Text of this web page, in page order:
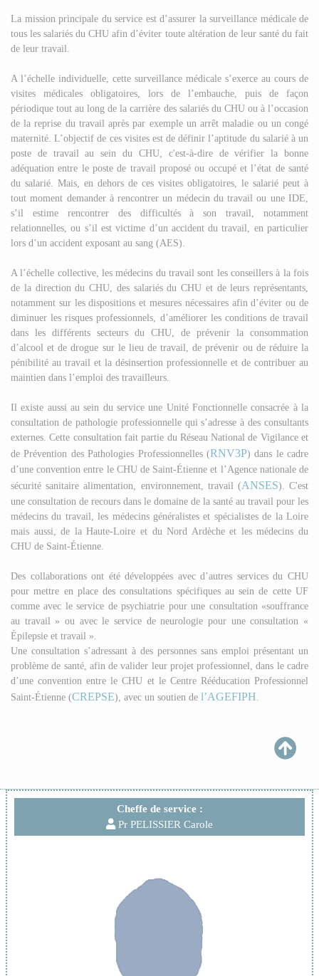
Cheffe de service :
Pr PELISSIER Carole
La mission principale du service est d’assurer la surveillance médicale de
tous les salariés du CHU afin d’éviter toute altération de leur santé du fait
de leur travail.
A l’échelle individuelle, cette surveillance médicale s’exerce au cours de
visites médicales obligatoires, lors de l’embauche, puis de façon
périodique tout au long de la carrière des salariés du CHU ou à l’occasion
de la reprise du travail après par exemple un arrêt maladie ou un congé
maternité. L’objectif de ces visites est de définir l’aptitude du salarié à un
poste de travail au sein du CHU, c'est-à-dire de vérifier la bonne
adéquation entre le poste de travail proposé ou occupé et l’état de santé
du salarié. Mais, en dehors de ces visites obligatoires, le salarié peut à
tout moment demander à rencontrer un médecin du travail ou une IDE,
s’il estime rencontrer des difficultés à son travail, notamment
relationnelles, ou s’il est victime d’un accident du travail, en particulier
lors d’un accident exposant au sang (AES).
A l’échelle collective, les médecins du travail sont les conseillers à la fois
de la direction du CHU, des salariés du CHU et de leurs représentants,
notamment sur les dispositions et mesures nécessaires afin d’éviter ou de
diminuer les risques professionnels, d’améliorer les conditions de travail
dans les différents secteurs du CHU, de prévenir la consommation
d’alcool et de drogue sur le lieu de travail, de prévenir ou de réduire la
pénibilité au travail et la désinsertion professionnelle et de contribuer au
maintien dans l’emploi des travailleurs.
Il existe aussi au sein du service une Unité Fonctionnelle consacrée à la
consultation de pathologie professionnelle qui s’adresse à des consultants
externes. Cette consultation fait partie du Réseau National de Vigilance et
de Prévention des Pathologies Professionnelles (RNV3P) dans le cadre
d’une convention entre le CHU de Saint-Étienne et l’Agence nationale de
sécurité sanitaire alimentation, environnement, travail (ANSES). C'est
une consultation de recours dans le domaine de la santé au travail pour les
médecins du travail, les médecins généralistes et spécialistes de la Loire
mais aussi, de la Haute-Loire et du Nord Ardèche et les médecins du
CHU de Saint-Étienne.
Des collaborations ont été développées avec d’autres services du CHU
pour mettre en place des consultations spécifiques au sein de cette UF
comme avec le service de psychiatrie pour une consultation «souffrance
au travail » ou avec le service de neurologie pour une consultation «
Épilepsie et travail ».
Une consultation s’adressant à des personnes sans emploi présentant un
problème de santé, afin de valider leur projet professionnel, dans le cadre
d’une convention entre le CHU et le Centre Rééducation Professionnel
Saint-Étienne (CREPSE), avec un soutien de l’AGEFIPH